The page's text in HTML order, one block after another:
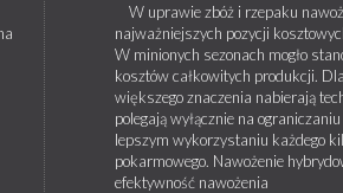
W uprawie zbóż i rzepaku
najważniejszych pozycji
W minionych sezonach mogło
kosztów całkowitych produkcji.
większego znaczenia nabierają
polegają wyłącznie na
lepszym wykorzystaniu każdego
pokarmowego. Nawożenie
efektywność nawożenia